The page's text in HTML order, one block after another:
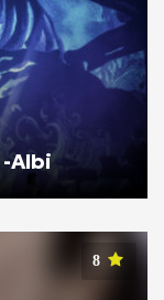
-Albi
8